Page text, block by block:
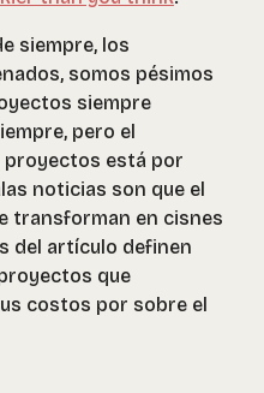
siempre, los
somos pésimos
siempre
pero el
proyectos está por
noticias son que el
transforman en cisnes
del artículo definen
que
costos por sobre el